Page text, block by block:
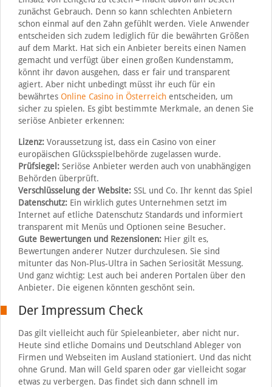
zunächst Gebrauch. Denn so kann schlechten Anbietern
schon einmal auf den Zahn gefühlt werden. Viele Anwender
entscheiden sich zudem lediglich für die bewährten Größen
auf dem Markt. Hat sich ein Anbieter bereits einen Namen
gemacht und verfügt über einen großen Kundenstamm,
könnt ihr davon ausgehen, dass er fair und transparent
agiert. Aber nicht unbedingt müsst ihr euch für ein
bewährtes Online Casino in Österreichentscheiden, um
sicher zu spielen. Es gibt bestimmte Merkmale, an denen Sie
seriöse Anbieter erkennen:
Lizenz:Voraussetzung ist, dass ein Casino von einer
europäischen Glücksspielbehörde zugelassen wurde.
Prüfsiegel:Seriöse Anbieter werden auch von unabhängigen
Behörden überprüft.
Verschlüsselung der Website: SSL und Co. Ihr kennt das Spiel
Datenschutz: Ein wirklich gutes Unternehmen setzt im
Internet auf etliche Datenschutz Standards und informiert
transparent mit Menüs und Optionen seine Besucher.
Gute Bewertungen und Rezensionen: Hier gilt es,
Bewertungen anderer Nutzer durchzulesen. Sie sind
mitunter das Non-Plus-Ultra in Sachen Seriosität Messung.
Und ganz wichtig: Lest auch bei anderen Portalen über den
Anbieter. Die eigenen könnten geschönt sein.
Der Impressum Check
Das gilt vielleicht auch für Spieleanbieter, aber nicht nur.
Heute sind etliche Domains und Deutschland Ableger von
Firmen und Webseiten im Ausland stationiert. Und das nicht
ohne Grund. Man will Geld sparen oder gar vielleicht sogar
etwas zu verbergen. Das findet sich dann schnell im